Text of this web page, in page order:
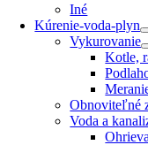
Iné
Kúrenie-voda-plyn
Vykurovanie
Kotle,
Obnoviteľné
Voda a